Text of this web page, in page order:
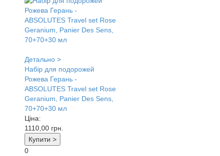
Детально >
Набір для подорожей
Рожева Герань -
ABSOLUTES Travel set Rose
Geranium, Panier Des Sens,
70+70+30 мл
Ціна:
1110,00 грн.
Купити >
0